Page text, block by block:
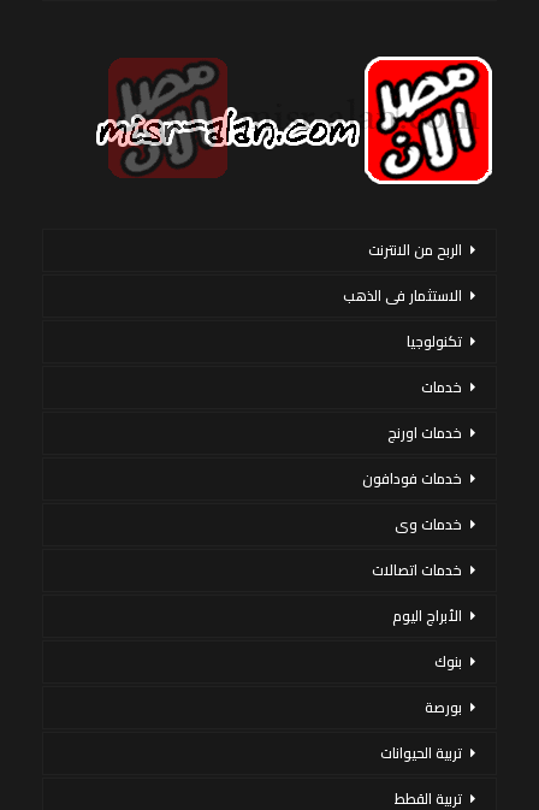
الربح من الانترنت
الاستثمار فى الذهب
تكنولوجيا
خدمات
خدمات اورنج
خدمات فودافون
خدمات وى
خدمات اتصالات
الأبراج اليوم
بنوك
بورصة
تربية الحيوانات
تربية القطط